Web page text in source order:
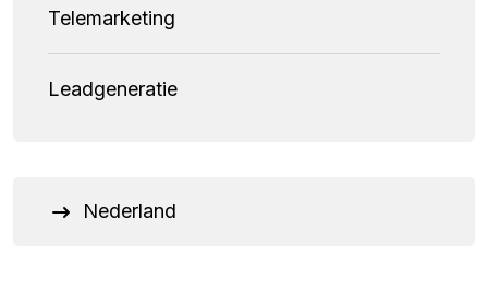
Telemarketing
Leadgeneratie
Nederland